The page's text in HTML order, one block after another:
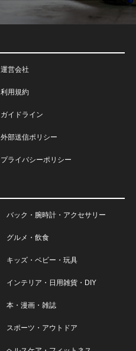
運営会社
利用規約
ガイドライン
外部送信ポリシー
プライバシーポリシー
バック・腕時計・アクセサリー
グルメ・飲食
キッズ・ベビー・玩具
インテリア・日用雑貨・DIY
本・漫画・雑誌
スポーツ・アウトドア